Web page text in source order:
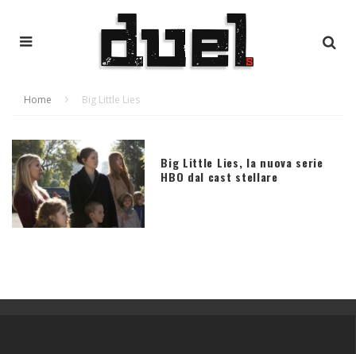
Home Big Little Lies
Big Little Lies, la nuova serie
HBO dal cast stellare